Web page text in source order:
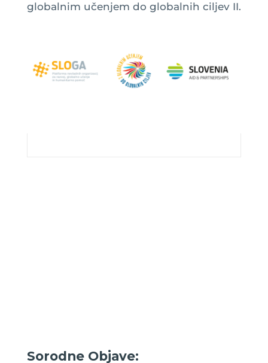
globalnim učenjem do globalnih ciljev II.
Sorodne Objave: